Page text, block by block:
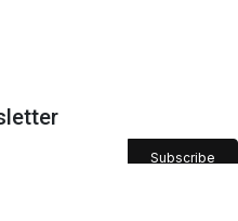
Subscribe